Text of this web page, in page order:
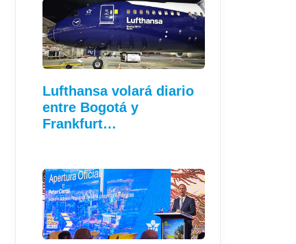
Lufthansa volará diario
entre Bogotá y
Frankfurt…